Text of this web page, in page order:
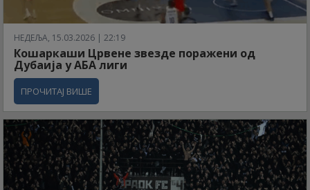
НЕДЕЉА, 15.03.2026 | 22:19
Кошаркаши Црвене звезде поражени од
Дубаија у АБА лиги
ПРОЧИТАЈ ВИШЕ